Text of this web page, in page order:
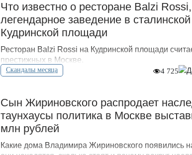
Что известно о ресторане Balzi
легендарное заведение в
Кудринской площади
Ресторан Balzi Rossi на Кудринской площади
престижных в Москве.
Скандалы месяца 4 725
Сын Жириновского распродает
таунхаусы политика в Москве
млн рублей
Какие дома Владимира Жириновского появились